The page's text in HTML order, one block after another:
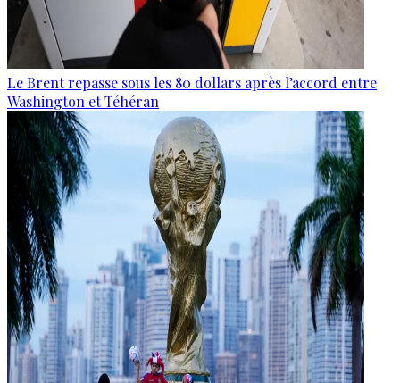
Le Brent repasse sous les 80 dollars après l’accord entre
Washington et Téhéran